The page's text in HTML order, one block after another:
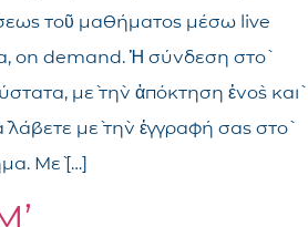
τοῦ μαθήματος μέσω live
on demand. Ἡ σύνδεση στὸ
μὲ τὴν ἀπόκτηση ἑνὸς καὶ
μὲ τὴν ἐγγραφή σας στὸ
Μὲ […]